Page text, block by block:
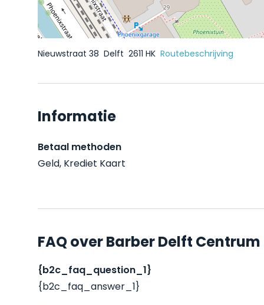
Nieuwstraat 38 Delft 2611 HK Routebeschrijving
Informatie
Betaal methoden
Geld, Krediet Kaart
FAQ over Barber Delft Centrum
{b2c_faq_question_1}
{b2c_faq_answer_1}